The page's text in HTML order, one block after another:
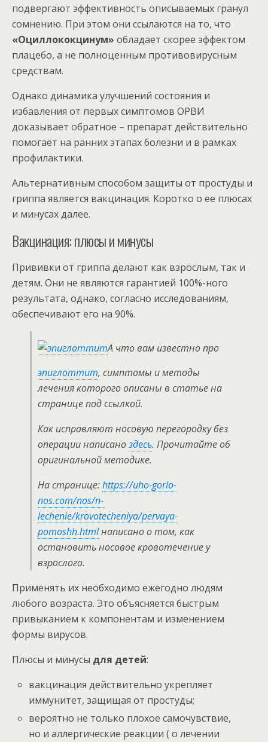
подвергают эффективность описываемых гранул
сомнению. При этом они ссылаются на то, что
«Оциллококцинум» обладает скорее эффектом
плацебо, а не полноценным противовирусным
средствам.
Однако динамика улучшений состояния и
избавления от первых симптомов ОРВИ
доказывает обратное – препарат действительно
помогает на ранних этапах болезни и в рамках
профилактики.
Альтернативным способом защиты от простуды и
гриппа является вакцинация. Коротко о ее плюсах
и минусах далее.
Вакцинация: плюсы и минусы
Прививки от гриппа делают как взрослым, так и
детям. Они не являются гарантией 100%-ного
результата, однако, согласно исследованиям,
обеспечивают его на 90%.
А что вам известно про
эпиглоттит, симптомы и методы
лечения которого описаны в статье на
странице под ссылкой.
Как исправляют носовую перегородку без
операции написаноздесь. Прочитайте об
оригинальной методике.
На странице:https://uho-gorlo-
nos.com/nos/n-
lechenie/krovotecheniya/pervaya-
pomoshh.htmlнаписано о том, как
остановить носовое кровотечение у
взрослого.
Применять их необходимо ежегодно людям
любого возраста. Это объясняется быстрым
привыканием к компонентам и изменением
формы вирусов.
Плюсы и минусы для детей:
вакцинация действительно укрепляет
иммунитет, защищая от простуды;
вероятно не только плохое самочувствие,
но и аллергические реакции ( о лечении